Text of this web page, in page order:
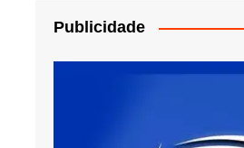
Publicidade